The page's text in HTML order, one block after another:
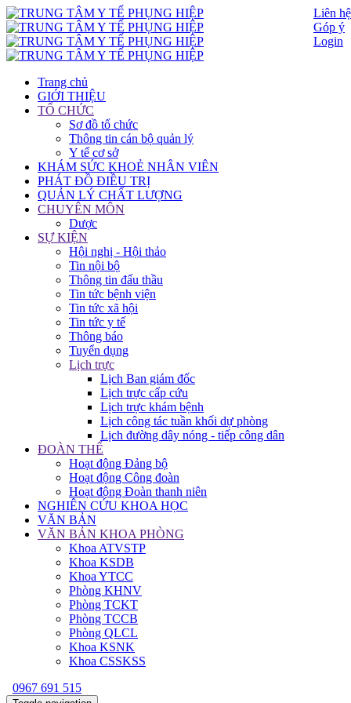
Liên hệ
Góp ý
Login
Trang chủ
GIỚI THIỆU
TỔ CHỨC
Sơ đồ tổ chức
Thông tin cán bộ quản lý
Y tế cơ sở
KHÁM SỨC KHOẺ NHÂN VIÊN
PHÁT ĐỒ ĐIỀU TRỊ
QUẢN LÝ CHẤT LƯỢNG
CHUYÊN MÔN
Dược
SỰ KIỆN
Hội nghị - Hội thảo
Tin nội bộ
Thông tin đấu thầu
Tin tức bệnh viện
Tin tức xã hội
Tin tức y tế
Thông báo
Tuyển dụng
Lịch trực
Lịch Ban giám đốc
Lịch trực cấp cứu
Lịch trực khám bệnh
Lịch công tác tuần khối dự phòng
Lịch đường dây nóng - tiếp công dân
ĐOÀN THỂ
Hoạt động Đảng bộ
Hoạt động Công đoàn
Hoạt động Đoàn thanh niên
NGHIÊN CỨU KHOA HỌC
VĂN BẢN
VĂN BẢN KHOA PHÒNG
Khoa ATVSTP
Khoa KSDB
Khoa YTCC
Phòng KHNV
Phòng TCKT
Phòng TCCB
Phòng QLCL
Khoa KSNK
Khoa CSSKSS
0967 691 515